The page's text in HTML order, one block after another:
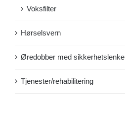
Voksfilter
Hørselsvern
Øredobber med sikkerhetslenke
Tjenester/rehabilitering